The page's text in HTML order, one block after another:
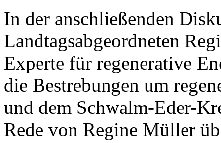
In der anschließenden
Landtagsabgeordneten
Experte für regenerative
die Bestrebungen um
und dem Schwalm-Eder-
Rede von Regine Müller